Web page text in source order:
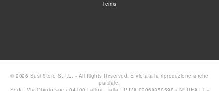
Terms
© 2026 Susi Store S.R.L. - All Rights Reserved. È vietata la riproduzione anche
parziale.